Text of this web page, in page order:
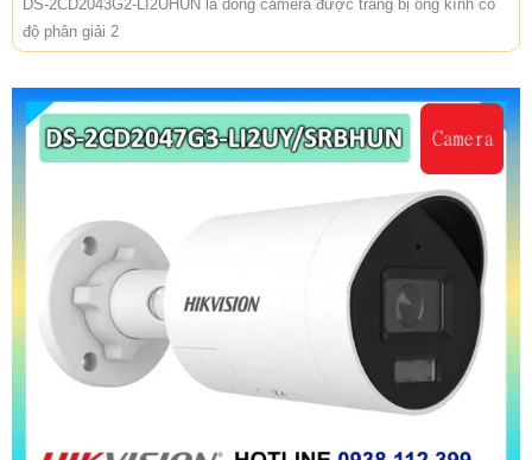
DS-2CD2043G2-LI2UHUN là dòng camera được trang bị ống kính có
độ phân giải 2